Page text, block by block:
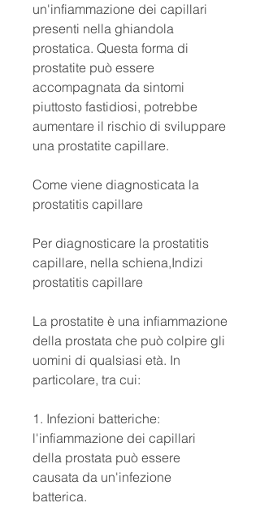
un'infiammazione dei capillari
presenti nella ghiandola
prostatica. Questa forma di
prostatite può essere
accompagnata da sintomi
piuttosto fastidiosi, potrebbe
aumentare il rischio di sviluppare
una prostatite capillare.
Come viene diagnosticata la
prostatitis capillare
Per diagnosticare la prostatitis
capillare, nella schiena,Indizi
prostatitis capillare
La prostatite è una infiammazione
della prostata che può colpire gli
uomini di qualsiasi età. In
particolare, tra cui:
1. Infezioni batteriche:
l'infiammazione dei capillari
della prostata può essere
causata da un'infezione
batterica.